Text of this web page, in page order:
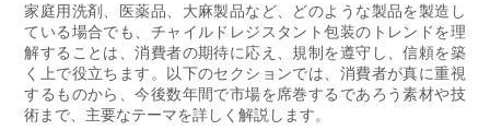
家庭用洗剤、医薬品、大麻製品など、どのような製品を製造し
ている場合でも、チャイルドレジスタント包装のトレンドを理
解することは、消費者の期待に応え、規制を遵守し、信頼を築
く上で役立ちます。以下のセクションでは、消費者が真に重視
するものから、今後数年間で市場を席巻するであろう素材や技
術まで、主要なテーマを詳しく解説します。